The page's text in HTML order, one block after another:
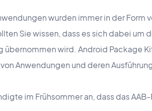
wurden immer in der Form
Sie wissen, dass es sich dabei
übernommen wird. Android Package
Anwendungen und deren
im Frühsommer an, dass das